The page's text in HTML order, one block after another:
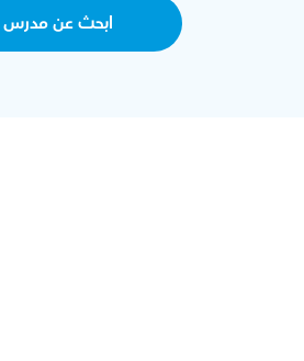
ابحث عن مدرس